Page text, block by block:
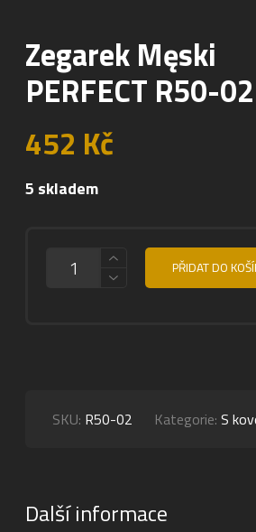
Zegarek Męski
PERFECT R50-02
452 Kč
5 skladem
PŘIDAT DO
SKU: R50-02 Kategorie:S
Další informace